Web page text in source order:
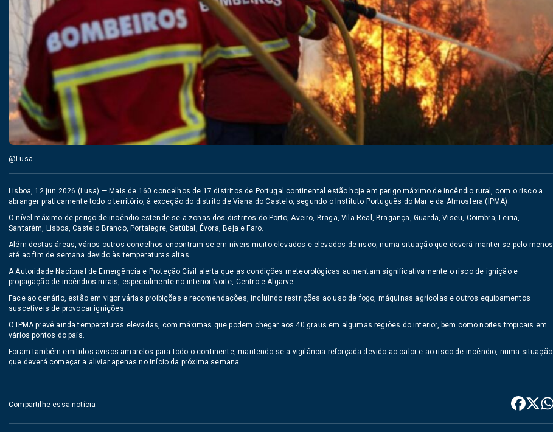
@Lusa
Lisboa, 12 jun 2026 (Lusa) — Mais de 160 concelhos de 17 distritos de Portugal continental estão hoje em perigo máximo de incêndio rural, com o risco a
abranger praticamente todo o território, à exceção do distrito de Viana do Castelo, segundo o Instituto Português do Mar e da Atmosfera (IPMA).
O nível máximo de perigo de incêndio estende-se a zonas dos distritos do Porto, Aveiro, Braga, Vila Real, Bragança, Guarda, Viseu, Coimbra, Leiria,
Santarém, Lisboa, Castelo Branco, Portalegre, Setúbal, Évora, Beja e Faro.
Além destas áreas, vários outros concelhos encontram-se em níveis muito elevados e elevados de risco, numa situação que deverá manter-se pelo menos
até ao fim de semana devido às temperaturas altas.
A Autoridade Nacional de Emergência e Proteção Civil alerta que as condições meteorológicas aumentam significativamente o risco de ignição e
propagação de incêndios rurais, especialmente no interior Norte, Centro e Algarve.
Face ao cenário, estão em vigor várias proibições e recomendações, incluindo restrições ao uso de fogo, máquinas agrícolas e outros equipamentos
suscetíveis de provocar ignições.
O IPMA prevê ainda temperaturas elevadas, com máximas que podem chegar aos 40 graus em algumas regiões do interior, bem como noites tropicais em
vários pontos do país.
Foram também emitidos avisos amarelos para todo o continente, mantendo-se a vigilância reforçada devido ao calor e ao risco de incêndio, numa situação
que deverá começar a aliviar apenas no início da próxima semana.
Compartilhe essa notícia